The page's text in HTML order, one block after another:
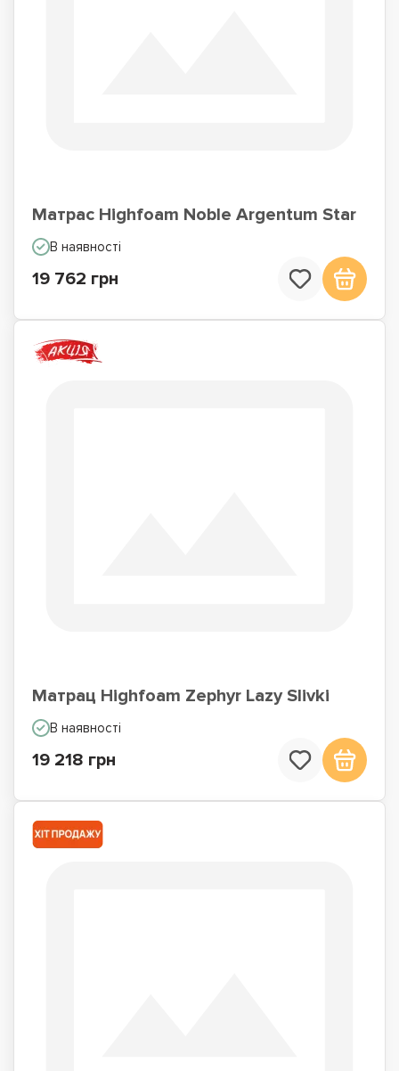
Матрас Highfoam Noble Argentum Star
В наявності
19 762 грн
Матрац Highfoam Zephyr Lazy Slivki
В наявності
19 218 грн